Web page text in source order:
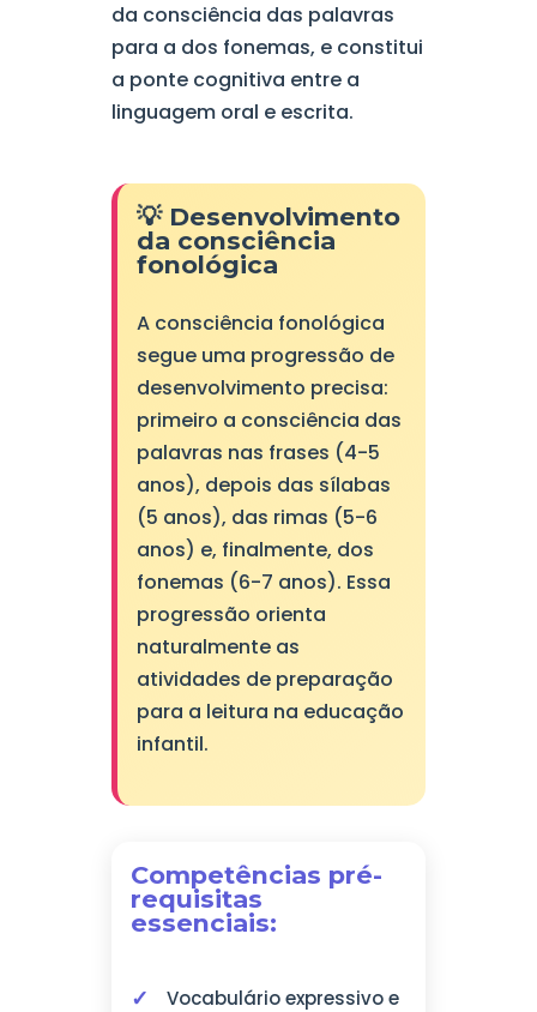
da consciência das palavras
para a dos fonemas, e constitui
a ponte cognitiva entre a
linguagem oral e escrita.
💡 Desenvolvimento
da consciência
fonológica
A consciência fonológica
segue uma progressão de
desenvolvimento precisa:
primeiro a consciência das
palavras nas frases (4-5
anos), depois das sílabas
(5 anos), das rimas (5-6
anos) e, finalmente, dos
fonemas (6-7 anos). Essa
progressão orienta
naturalmente as
atividades de preparação
para a leitura na educação
infantil.
Competências pré-
requisitas
essenciais:
Vocabulário expressivo e